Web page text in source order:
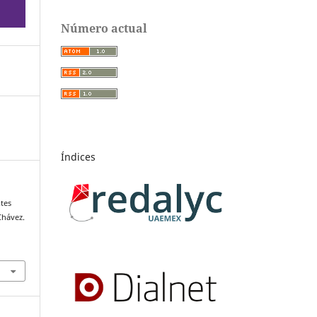
Número actual
Índices